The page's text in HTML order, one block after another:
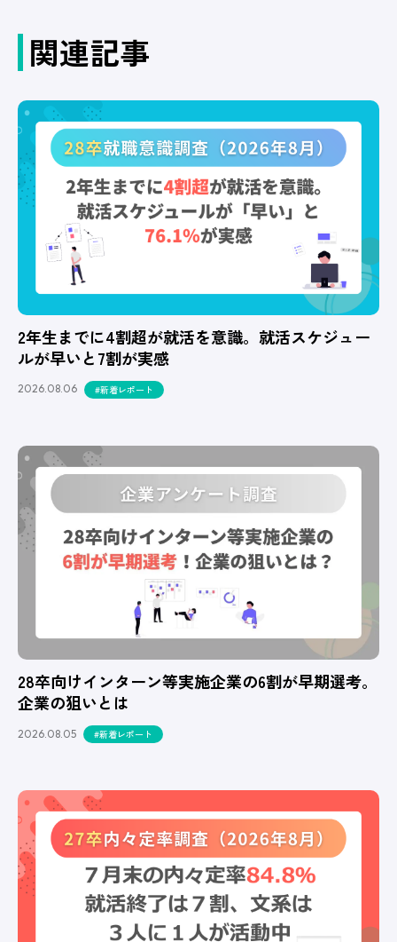
関連記事
2年生までに4割超が就活を意識。就活スケジュー
ルが早いと7割が実感
2026.08.06 #新着レポート
28卒向けインターン等実施企業の6割が早期選考。
企業の狙いとは
2026.08.05 #新着レポート